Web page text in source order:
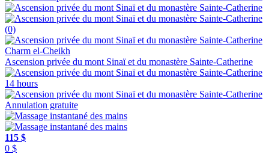
(0)
Charm el-Cheikh
Ascension privée du mont Sinaï et du monastère Sainte-Catherine
14 hours
Annulation gratuite
115 $
0 $